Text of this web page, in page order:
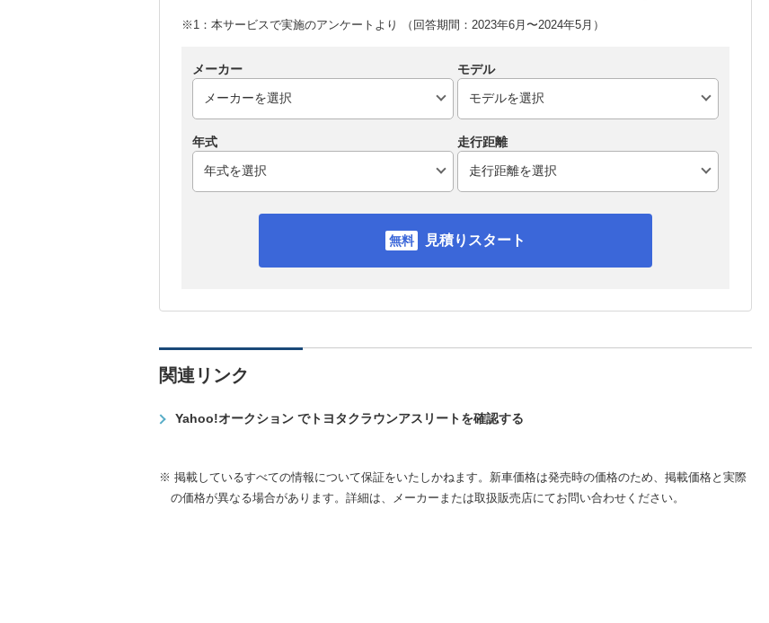
※1：本サービスで実施のアンケートより （回答期間：2023年6月〜2024年5月）
メーカー モデル
年式 走行距離
見積りスタート
関連リンク
Yahoo!オークション でトヨタクラウンアスリートを確認する
※ 掲載しているすべての情報について保証をいたしかねます。新車価格は発売時の価格のため、掲載価格と実際
の価格が異なる場合があります。詳細は、メーカーまたは取扱販売店にてお問い合わせください。